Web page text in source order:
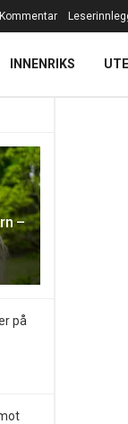
–
på
Kommentar
INNENRIKS